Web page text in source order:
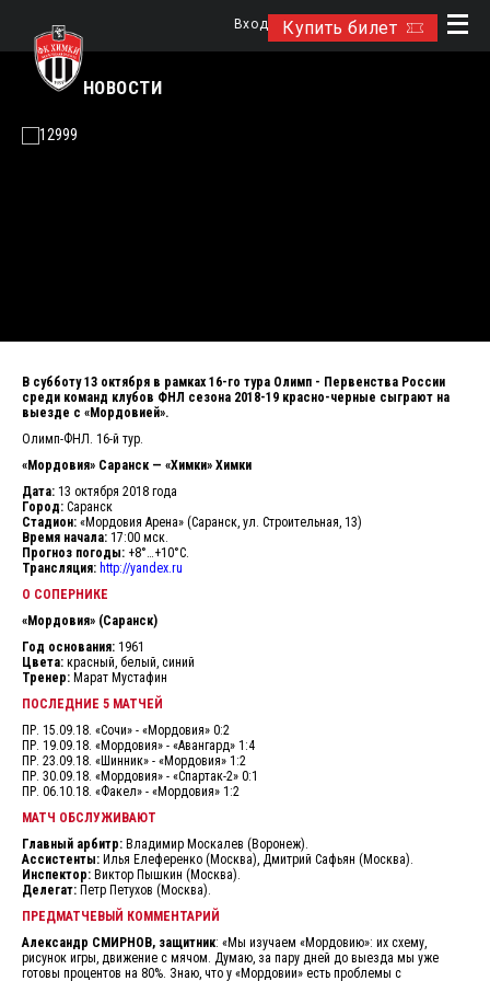
Купить билет
Вход
НОВОСТИ
В субботу 13 октября в рамках 16-го тура Олимп - Первенства России
среди команд клубов ФНЛ сезона 2018-19 красно-черные сыграют на
выезде с «Мордовией».
Олимп-ФНЛ. 16-й тур.
«Мордовия» Саранск — «Химки» Химки
Дата: 13 октября 2018 года
Город: Саранск
Стадион: «Мордовия Арена» (Саранск, ул. Строительная, 13)
Время начала: 17:00 мск.
Прогноз погоды: +8°…+10°C.
Трансляция: http://yandex.ru
О СОПЕРНИКЕ
«Мордовия» (Саранск)
Год основания: 1961
Цвета: красный, белый, синий
Тренер: Марат Мустафин
ПОСЛЕДНИЕ 5 МАТЧЕЙ
ПР. 15.09.18. «Сочи» - «Мордовия» 0:2
ПР. 19.09.18. «Мордовия» - «Авангард» 1:4
ПР. 23.09.18. «Шинник» - «Мордовия» 1:2
ПР. 30.09.18. «Мордовия» - «Спартак-2» 0:1
ПР. 06.10.18. «Факел» - «Мордовия» 1:2
МАТЧ ОБСЛУЖИВАЮТ
Главный арбитр: Владимир Москалев (Воронеж).
Ассистенты: Илья Елеференко (Москва), Дмитрий Сафьян (Москва).
Инспектор: Виктор Пышкин (Москва).
Делегат: Петр Петухов (Москва).
ПРЕДМАТЧЕВЫЙ КОММЕНТАРИЙ
Александр СМИРНОВ, защитник: «Мы изучаем «Мордовию»: их схему,
рисунок игры, движение с мячом. Думаю, за пару дней до выезда мы уже
готовы процентов на 80%. Знаю, что у «Мордовии» есть проблемы с